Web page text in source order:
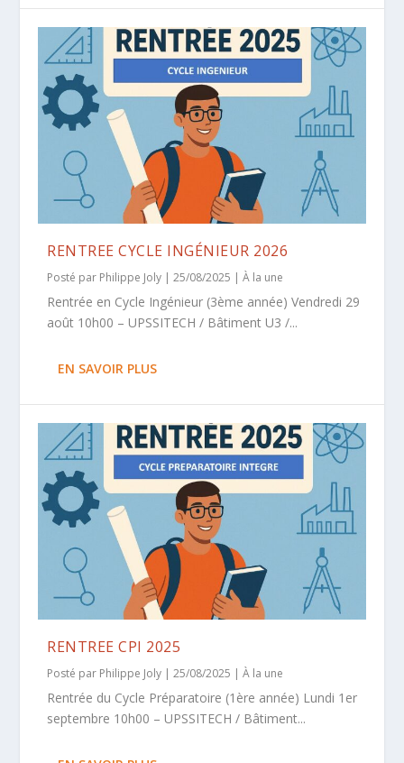
RENTREE CYCLE INGÉNIEUR 2026
Posté par Philippe Joly |25/08/2025 |À la une
Rentrée en Cycle Ingénieur (3ème année) Vendredi 29
août 10h00 – UPSSITECH / Bâtiment U3 /...
EN SAVOIR PLUS
RENTREE CPI 2025
Posté par Philippe Joly |25/08/2025 |À la une
Rentrée du Cycle Préparatoire (1ère année) Lundi 1er
septembre 10h00 – UPSSITECH / Bâtiment...